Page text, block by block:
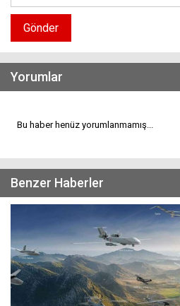
Gönder
Yorumlar
Bu haber henüz yorumlanmamış...
Benzer Haberler